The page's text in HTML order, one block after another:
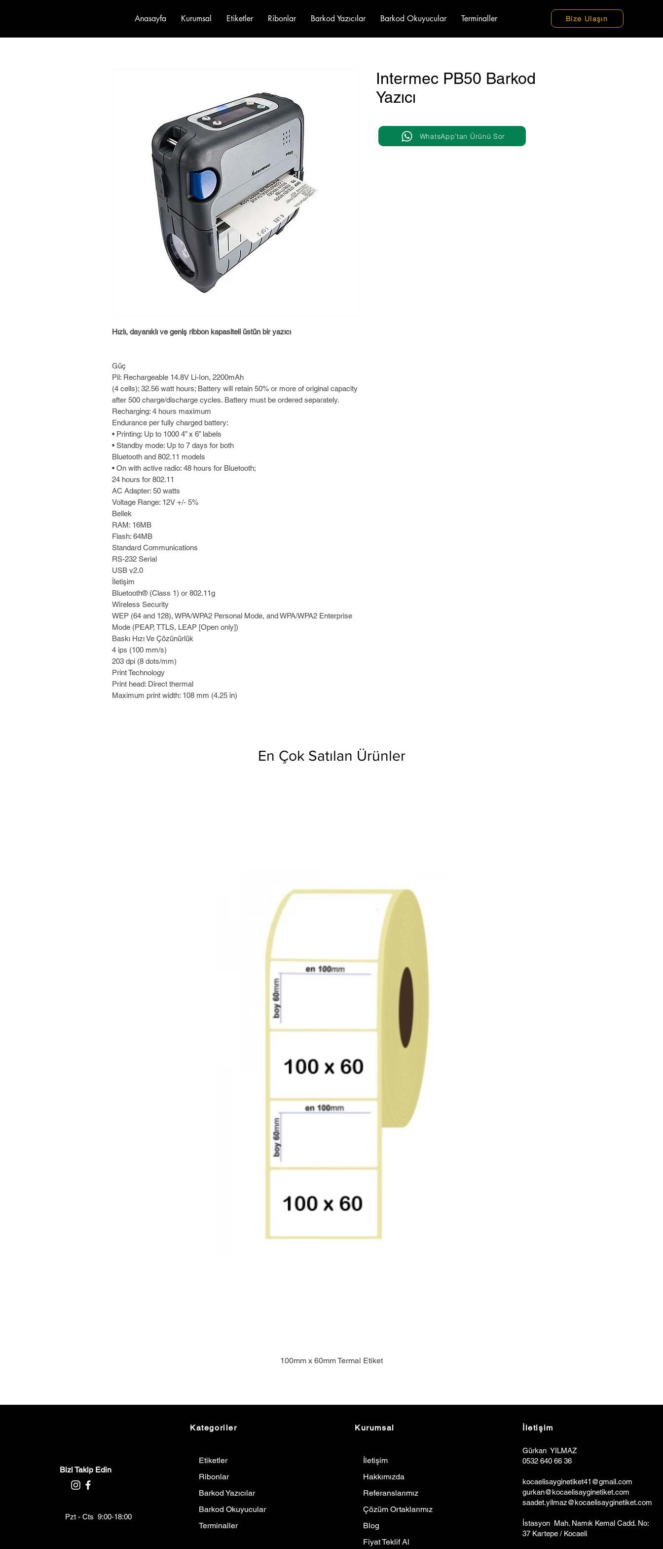
Anasayfa Kurumsal Etiketler Ribonlar Barkod Yazıcılar Barkod Okuyucular Terminaller Bize Ulaşın
Hızlı, dayanıklı ve geniş ribbon kapasiteli üstün bir yazıcı
Güç
Pil: Rechargeable 14.8V Li-Ion, 2200mAh
(4 cells); 32.56 watt hours; Battery will retain 50% or more of original capacity
after 500 charge/discharge cycles. Battery must be ordered separately.
Recharging: 4 hours maximum
Endurance per fully charged battery:
• Printing: Up to 1000 4” x 6” labels
• Standby mode: Up to 7 days for both
Bluetooth and 802.11 models
• On with active radio: 48 hours for Bluetooth;
24 hours for 802.11
AC Adapter: 50 watts
Voltage Range: 12V +/- 5%
Bellek
RAM: 16MB
Flash: 64MB
Standard Communications
RS-232 Serial
USB v2.0
İletişim
Bluetooth® (Class 1) or 802.11g
Wireless Security
WEP (64 and 128), WPA/WPA2 Personal Mode, and WPA/WPA2 Enterprise
Mode (PEAP, TTLS, LEAP [Open only])
Baskı Hızı Ve Çözünürlük
4 ips (100 mm/s)
203 dpi (8 dots/mm)
Print Technology
Print head: Direct thermal
Maximum print width: 108 mm (4.25 in)
Intermec PB50 Barkod
Yazıcı
WhatsApp’tan Ürünü Sor
En Çok Satılan Ürünler
100mm x 60mm Termal Etiket
Bizi Takip Edin
Pzt - Cts 9:00-18:00
Kategoriler
Etiketler
Ribonlar
Barkod Yazıcılar
Barkod Okuyucular
Terminaller
Kurumsal
İletişim
Hakkımızda
Referanslarımız
Çözüm Ortaklarımız
Blog
Fiyat Teklif Al
İletişim
Gürkan YILMAZ
0532 640 66 36
kocaelisayginetiket41@gmail.com
gurkan@kocaelisayginetiket.com
saadet.yilmaz@kocaelisayginetiket.com
İstasyon Mah. Namık Kemal Cadd. No:
37 Kartepe / Kocaeli